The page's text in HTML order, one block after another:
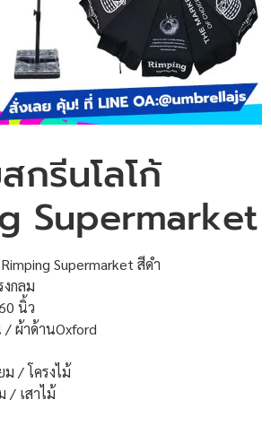
กรีนโลโก้
Supermarket
Supermarket สีดำ
กลม
นิ้ว
/ ผ้าด้านOxford
ม / โครงไม้
/ เสาไม้